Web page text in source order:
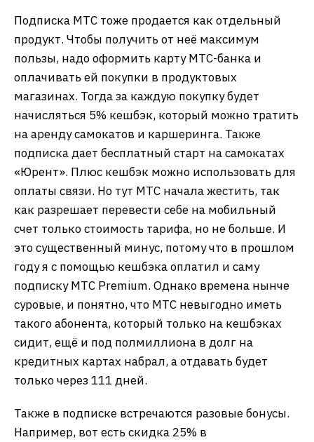
Подписка МТС тоже продается как отдельный
продукт. Чтобы получить от неё максимум
пользы, надо оформить карту МТС-банка и
оплачивать ей покупки в продуктовых
магазинах. Тогда за каждую покупку будет
начисляться 5% кешбэк, который можно тратить
на аренду самокатов и каршеринга. Также
подписка дает бесплатный старт на самокатах
«Юрент». Плюс кешбэк можно использовать для
оплаты связи. Но тут МТС начала жестить, так
как разрешает перевести себе на мобильный
счет только стоимость тарифа, но не больше. И
это существенный минус, потому что в прошлом
году я с помощью кешбэка оплатил и саму
подписку МТС Premium. Однако времена нынче
суровые, и понятно, что МТС невыгодно иметь
такого абонента, который только на кешбэках
сидит, ещё и под полмиллиона в долг на
кредитных картах набрал, а отдавать будет
только через 111 дней.
Также в подписке встречаются разовые бонусы.
Например, вот есть скидка 25% в